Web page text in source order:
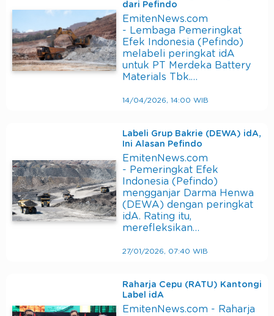
dari Pefindo
EmitenNews.com
- Lembaga Pemeringkat
Efek Indonesia (Pefindo)
melabeli peringkat idA
untuk PT Merdeka Battery
Materials Tbk.…
14/04/2026, 14:00 WIB
Labeli Grup Bakrie (DEWA) idA,
Ini Alasan Pefindo
EmitenNews.com
- Pemeringkat Efek
Indonesia (Pefindo)
mengganjar Darma Henwa
(DEWA) dengan peringkat
idA. Rating itu,
merefleksikan…
27/01/2026, 07:40 WIB
Raharja Cepu (RATU) Kantongi
Label idA
EmitenNews.com - Raharja